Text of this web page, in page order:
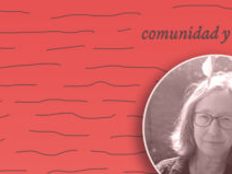
Tuerto 2022-2025
Tuerto 1990-1994